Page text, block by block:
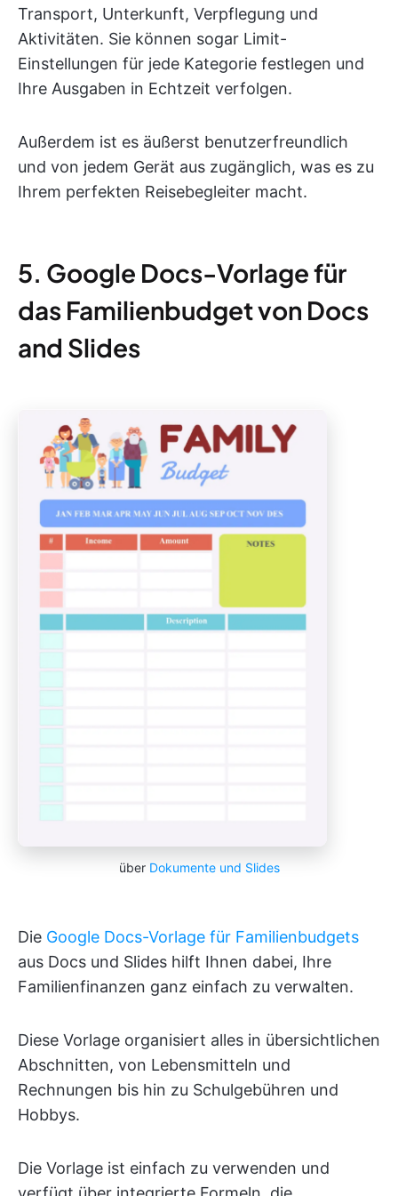
Transport, Unterkunft, Verpflegung und
Aktivitäten. Sie können sogar Limit-
Einstellungen für jede Kategorie festlegen und
Ihre Ausgaben in Echtzeit verfolgen.
Außerdem ist es äußerst benutzerfreundlich
und von jedem Gerät aus zugänglich, was es zu
Ihrem perfekten Reisebegleiter macht.
5. Google Docs-Vorlage für
das Familienbudget von Docs
and Slides
über Dokumente und Slides
Die Google Docs-Vorlage für Familienbudgets
aus Docs und Slides hilft Ihnen dabei, Ihre
Familienfinanzen ganz einfach zu verwalten.
Diese Vorlage organisiert alles in übersichtlichen
Abschnitten, von Lebensmitteln und
Rechnungen bis hin zu Schulgebühren und
Hobbys.
Die Vorlage ist einfach zu verwenden und